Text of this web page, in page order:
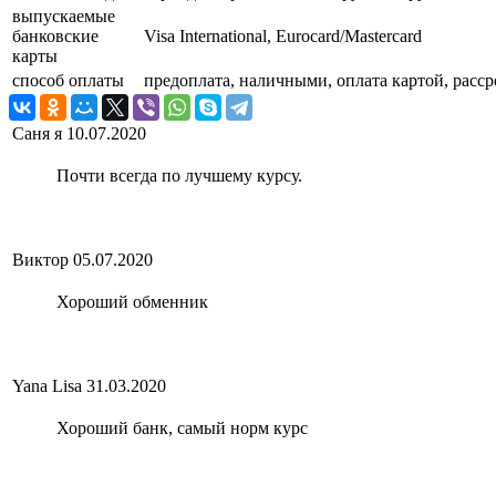
выпускаемые
банковские
карты
Visa International, Eurocard/Mastercard
способ оплаты предоплата, наличными, оплата картой,
Саня я 10.07.2020
Почти всегда по лучшему курсу.
Виктор 05.07.2020
Хороший обменник
Yana Lisa 31.03.2020
Хороший банк, самый норм курс